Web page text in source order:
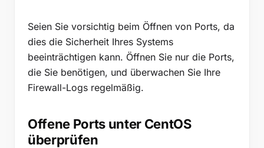
Seien Sie vorsichtig beim Öffnen von Ports, da
dies die Sicherheit Ihres Systems
beeinträchtigen kann. Öffnen Sie nur die Ports,
die Sie benötigen, und überwachen Sie Ihre
Firewall-Logs regelmäßig.
Offene Ports unter CentOS
überprüfen